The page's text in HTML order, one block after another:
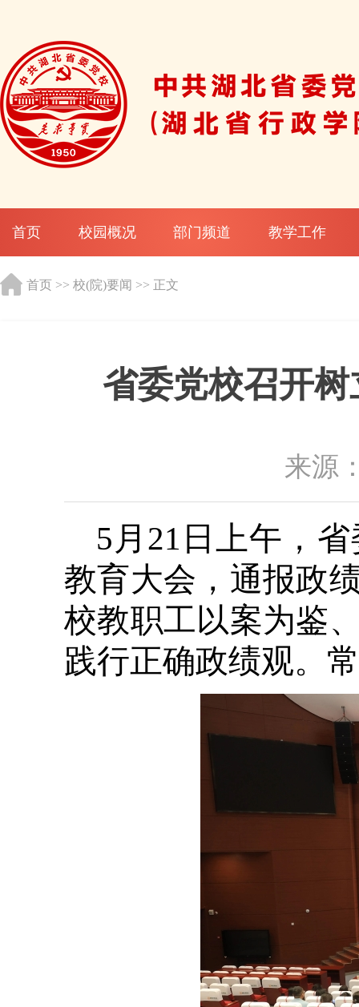
首页 校园概况 部门频道 教学工作
首页 >> 校(院)要闻 >> 正文
省委党校召开
来源
5月21日上午，
教育大会，通报政
校教职工以案为鉴
践行正确政绩观。